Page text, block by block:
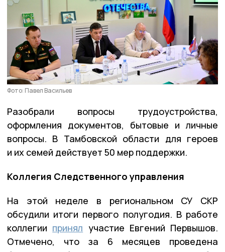
Фото: Павел Васильев
Разобрали вопросы трудоустройства,
оформления документов, бытовые и личные
вопросы. В Тамбовской области для героев
и их семей действует 50 мер поддержки.
Коллегия Следственного управления
На этой неделе в региональном СУ СКР
обсудили итоги первого полугодия. В работе
коллегии принял участие Евгений Первышов.
Отмечено, что за 6 месяцев проведена